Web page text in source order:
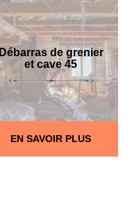
Débarras de grenier
et cave 45
EN SAVOIR PLUS